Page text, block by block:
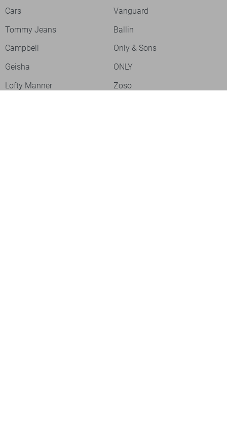
Cars
Vanguard
Tommy Jeans
Ballin
Campbell
Only & Sons
Geisha
ONLY
Lofty Manner
Zoso